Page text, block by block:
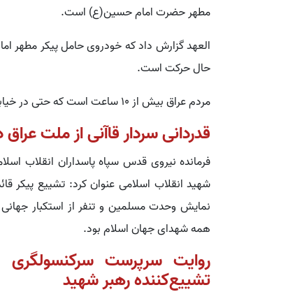
مطهر حضرت امام حسین(ع) است.
العهد گزارش داد که خودروی حامل پیکر مطهر
حال حرکت است.
مردم عراق بیش از ۱۰ ساعت است که حتی در خیابان‌های فرعی، منتظر پیکر رهبر شهید و مشغول عزاداری‌اند.
قدردانی سردار قاآنی از ملت
فرمانده نیروی قدس سپاه پاسداران انقلاب
شهید انقلاب اسلامی عنوان کرد: تشییع پیکر
نمایش وحدت مسلمین و تنفر از استکبار
همه شهدای جهان اسلام بود.
روایت سرپرست سرکنسولگری
تشییع‌کننده رهبر شهید